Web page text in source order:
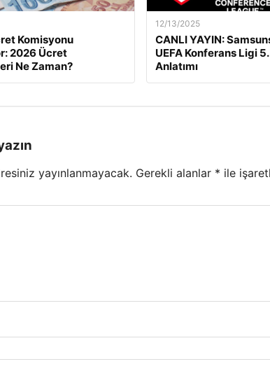
Komisyonu
2026 Ücret
Ne Zaman?
12/13/2025
CANLI YAYIN:
UEFA Konferans Ligi
Anlatımı
yayınlanmayacak. Gerekli alanlar * ile